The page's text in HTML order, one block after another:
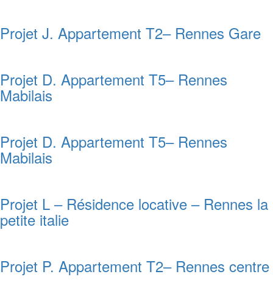
Projet J. Appartement T2– Rennes Gare
Projet D. Appartement T5– Rennes
Mabilais
Projet D. Appartement T5– Rennes
Mabilais
Projet L – Résidence locative – Rennes la
petite italie
Projet P. Appartement T2– Rennes centre